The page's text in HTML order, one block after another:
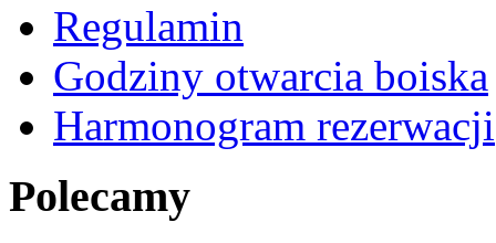
Regulamin
Godziny otwarcia boiska
Harmonogram rezerwacji
Polecamy